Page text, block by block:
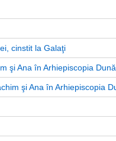
cinstit la Galaţi
şi Ana în Arhiepiscopia
şi Ana în Arhiepiscopia